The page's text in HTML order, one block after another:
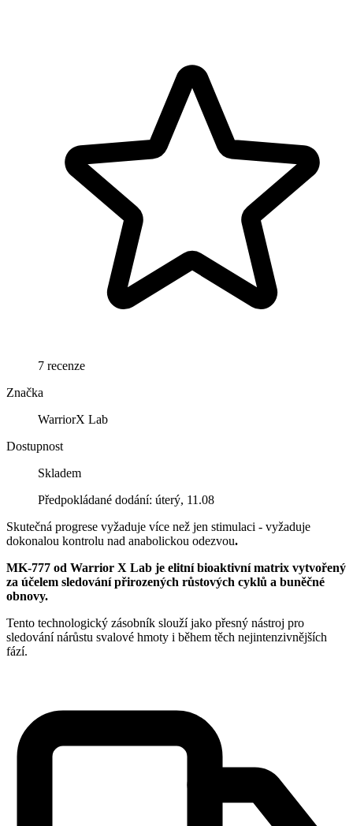
7 recenze
Značka
WarriorX Lab
Dostupnost
Skladem
Předpokládané dodání: úterý, 11.08
Skutečná progrese vyžaduje více než jen stimulaci - vyžaduje
dokonalou kontrolu nad anabolickou odezvou.
MK-777 od Warrior X Lab je elitní bioaktivní matrix vytvořený
za účelem sledování přirozených růstových cyklů a buněčné
obnovy.
Tento technologický zásobník slouží jako přesný nástroj pro
sledování nárůstu svalové hmoty i během těch nejintenzivnějších
fází.